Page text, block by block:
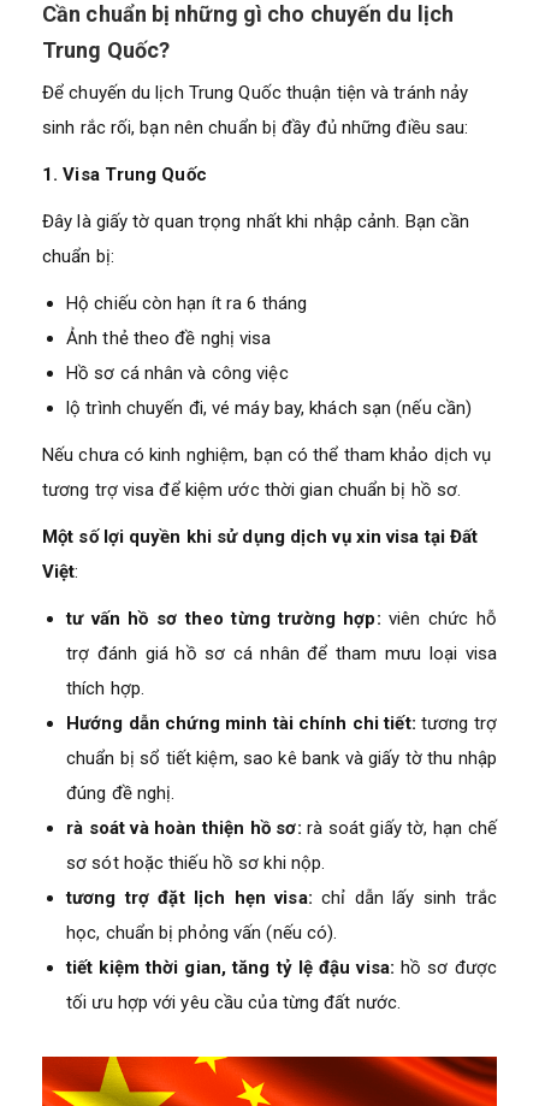
Cần chuẩn bị những gì cho chuyến du lịch
Trung Quốc?
Để chuyến du lịch Trung Quốc thuận tiện và tránh nảy
sinh rắc rối, bạn nên chuẩn bị đầy đủ những điều sau:
1. Visa Trung Quốc
Đây là giấy tờ quan trọng nhất khi nhập cảnh. Bạn cần
chuẩn bị:
Hộ chiếu còn hạn ít ra 6 tháng
Ảnh thẻ theo đề nghị visa
Hồ sơ cá nhân và công việc
lộ trình chuyến đi, vé máy bay, khách sạn (nếu cần)
Nếu chưa có kinh nghiệm, bạn có thể tham khảo dịch vụ
tương trợ visa để kiệm ước thời gian chuẩn bị hồ sơ.
Một số lợi quyền khi sử dụng dịch vụ xin visa tại Đất
Việt:
tư vấn hồ sơ theo từng trường hợp: viên chức hỗ
trợ đánh giá hồ sơ cá nhân để tham mưu loại visa
thích hợp.
Hướng dẫn chứng minh tài chính chi tiết: tương trợ
chuẩn bị sổ tiết kiệm, sao kê bank và giấy tờ thu nhập
đúng đề nghị.
rà soát và hoàn thiện hồ sơ: rà soát giấy tờ, hạn chế
sơ sót hoặc thiếu hồ sơ khi nộp.
tương trợ đặt lịch hẹn visa: chỉ dẫn lấy sinh trắc
học, chuẩn bị phỏng vấn (nếu có).
tiết kiệm thời gian, tăng tỷ lệ đậu visa: hồ sơ được
tối ưu hợp với yêu cầu của từng đất nước.